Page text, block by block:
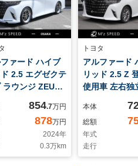
ァード ハイブ
ド 2.5 エグゼクテ
ラウンジ ZEUS
サルステップ
デッキ デジ
ンナーミラー
アップディスプ
JBLサウンドシ
854.7万円
878万円
2024年
0.3万km
トヨタ
アルファード
リッド 2.5 Z
使用車 左右独
ムメイト カラ
ドアップディ
ユニバーサル
14インチリヤ
エンターテイ
本体
総額
年式
走行